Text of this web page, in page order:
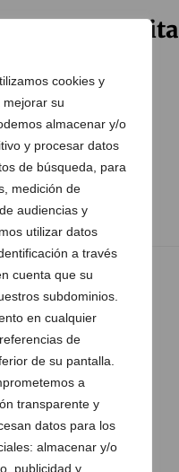
cookies y
su
almacenar y/o
y procesar datos
de búsqueda, para
medición de
audiencias y
utilizar datos
a través
cuenta que su
subdominios.
en cualquier
de
de su pantalla.
a
transparente y
datos para los
almacenar y/o
publicidad y
necesita